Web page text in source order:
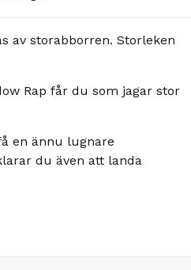
av storabborren. Storleken
Rap får du som jagar stor
en ännu lugnare
du även att landa